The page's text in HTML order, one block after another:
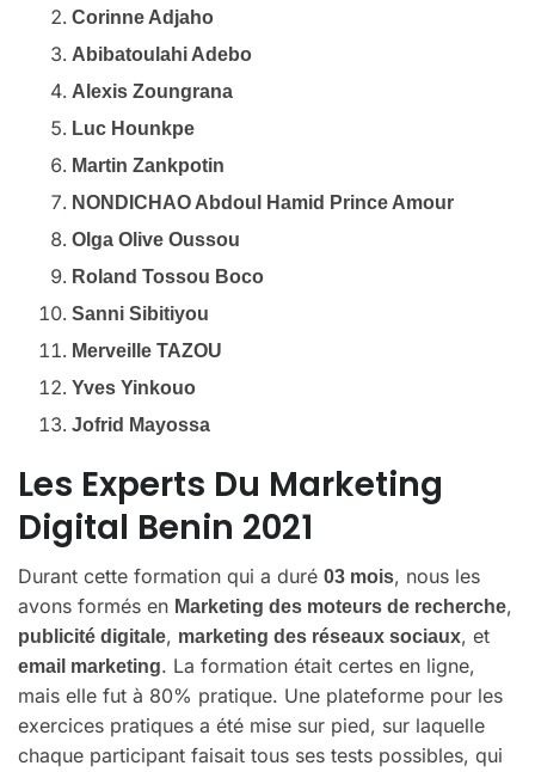
Corinne Adjaho
Abibatoulahi Adebo
Alexis Zoungrana
Luc Hounkpe
Martin Zankpotin
NONDICHAO Abdoul Hamid Prince Amour
Olga Olive Oussou
Roland Tossou Boco
Sanni Sibitiyou
Merveille TAZOU
Yves Yinkouo
Jofrid Mayossa
Les Experts Du Marketing
Digital Benin 2021
Durant cette formation qui a duré 03 mois, nous les
avons formés en Marketing des moteurs de recherche,
publicité digitale, marketing des réseaux sociaux, et
email marketing. La formation était certes en ligne,
mais elle fut à 80% pratique. Une plateforme pour les
exercices pratiques a été mise sur pied, sur laquelle
chaque participant faisait tous ses tests possibles, qui